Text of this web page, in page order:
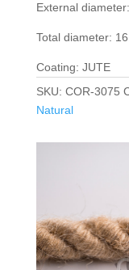
External
Total diameter:
Coating: JUTE
SKU: COR-3075
Natural